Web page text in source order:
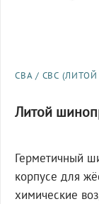
СВА / СВС (ЛИТОЙ
Литой
Герметичный
корпусе для
химические